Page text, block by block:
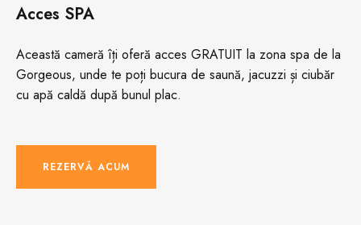
Acces SPA
Această cameră îți oferă acces GRATUIT la zona spa de la
Gorgeous, unde te poți bucura de saună, jacuzzi și ciubăr
cu apă caldă după bunul plac.
REZERVĂ ACUM